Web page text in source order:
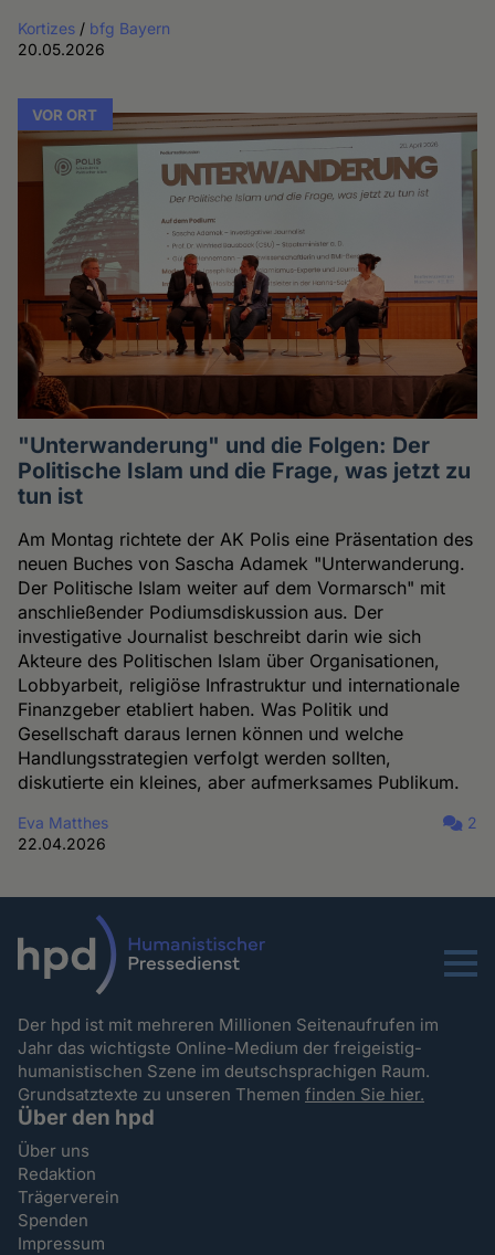
Kortizes / bfg Bayern
20.05.2026
VOR ORT
"Unterwanderung" und die Folgen: Der
Politische Islam und die Frage, was jetzt zu
tun ist
Am Montag richtete der AK Polis eine Präsentation des
neuen Buches von Sascha Adamek "Unterwanderung.
Der Politische Islam weiter auf dem Vormarsch" mit
anschließender Podiumsdiskussion aus. Der
investigative Journalist beschreibt darin wie sich
Akteure des Politischen Islam über Organisationen,
Lobbyarbeit, religiöse Infrastruktur und internationale
Finanzgeber etabliert haben. Was Politik und
Gesellschaft daraus lernen können und welche
Handlungsstrategien verfolgt werden sollten,
diskutierte ein kleines, aber aufmerksames Publikum.
Eva Matthes
22.04.2026
2
Menu
Der hpd ist mit mehreren Millionen Seitenaufrufen im
Jahr das wichtigste Online-Medium der freigeistig-
humanistischen Szene im deutschsprachigen Raum.
Grundsatztexte zu unseren Themenfinden Sie hier.
Über den hpd
Über uns
Redaktion
Trägerverein
Spenden
Impressum